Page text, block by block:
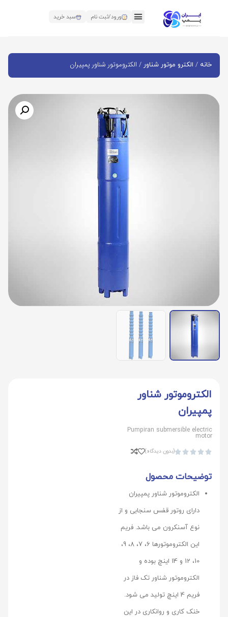
ورود/ثبت نام سبد خرید
/الکترو موتور شناور / الکتروموتور شناور پمپیران
الکتروموتور شناور
پمپیران
Pumpiran submersible electric
motor


(بدون دیدگاه)
توضیحات محصول
الکتروموتور شناور پمپیران
دارای روتور قفس سنجابی و از
نوع آسنكرون می باشد. فریم
این الکتروموتورها 6، 7، 8، 9،
10، 12 و 14 اینچ بوده و
الکتروموتور شناور تک فاز در
فریم 4 اینچ تولید می شود.
خنک کاری و روانکاری در این